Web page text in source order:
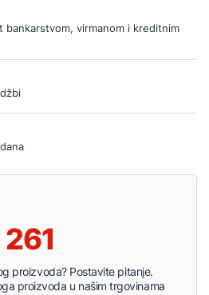
bankarstvom, virmanom i kreditnim
proizvoda? Postavite pitanje.
proizvoda u našim trgovinama